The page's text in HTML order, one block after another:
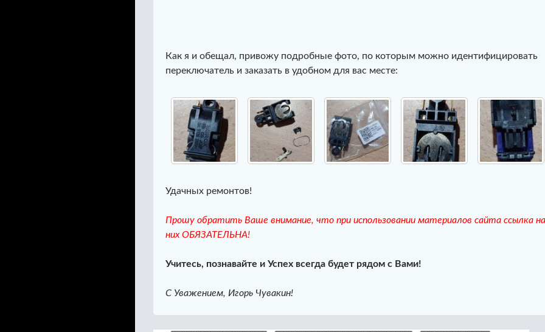
Как я и обещал, привожу подробные фото, по которым можно идентифицировать
переключатель и заказать в удобном для вас месте:
Удачных ремонтов!
Прошу обратить Ваше внимание, что при использовании материалов сайта ссылка на
них ОБЯЗАТЕЛЬНА!
Учитесь, познавайте и Успех всегда будет рядом с Вами!
С Уважением, Игорь Чувакин!